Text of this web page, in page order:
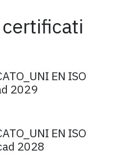
EN ISO
2029
EN ISO
2028